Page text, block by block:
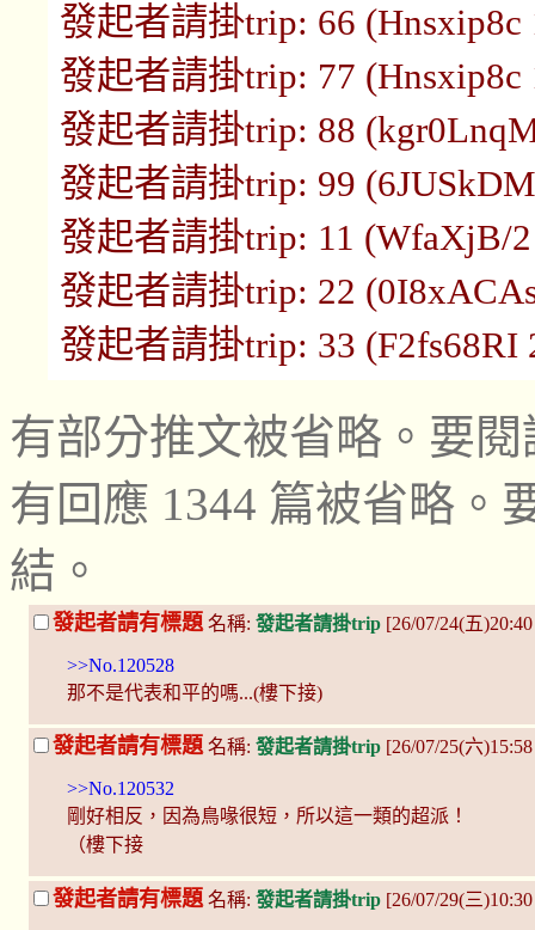
發起者請掛trip: 66 (Hnsxip8c
發起者請掛trip: 77 (Hnsxip8c
發起者請掛trip: 88
發起者請掛trip: 99
發起者請掛trip: 11 (WfaXjB/
發起者請掛trip: 22
發起者請掛trip: 33 (F2fs68RI
有部分推文被省略。要
有回應 1344 篇被省略。
結。
發起者請有標題 名稱: 發起者請掛trip [26/07/24(五
>>No.120528
那不是代表和平的嗎...(樓下接)
發起者請有標題 名稱: 發起者請掛trip [26/07/25(六
>>No.120532
剛好相反，因為鳥喙很短，所以這一類的超派！
（樓下接
發起者請有標題 名稱: 發起者請掛trip [26/07/29(三